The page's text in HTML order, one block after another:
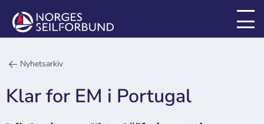
Nyhetsarkiv
Klar for EM i Portugal